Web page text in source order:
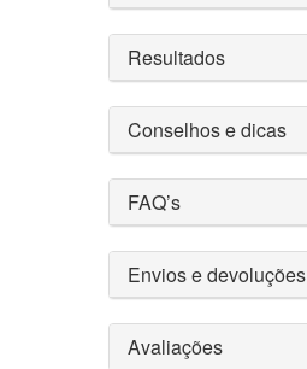
Resultados
Conselhos e dicas
FAQ’s
Envios e devoluções
Avaliações